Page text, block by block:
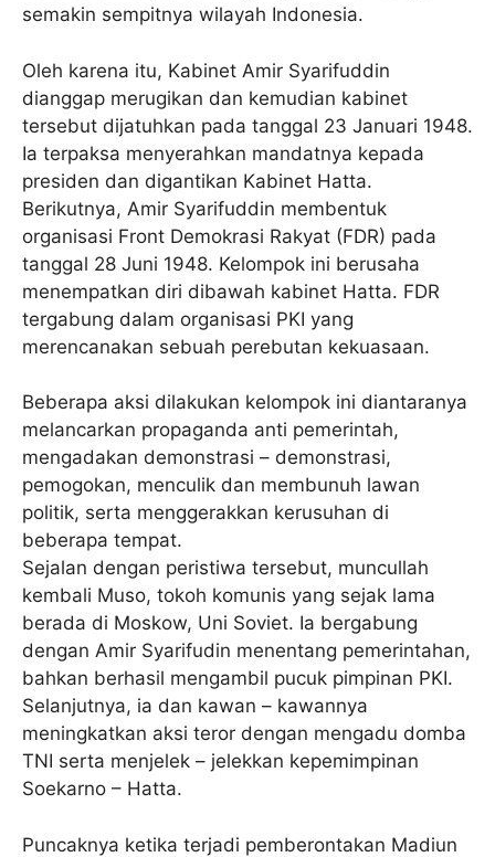
semakin sempitnya wilayah Indonesia.
Oleh karena itu, Kabinet Amir Syarifuddin
dianggap merugikan dan kemudian kabinet
tersebut dijatuhkan pada tanggal 23 Januari 1948.
Ia terpaksa menyerahkan mandatnya kepada
presiden dan digantikan Kabinet Hatta.
Berikutnya, Amir Syarifuddin membentuk
organisasi Front Demokrasi Rakyat (FDR) pada
tanggal 28 Juni 1948. Kelompok ini berusaha
menempatkan diri dibawah kabinet Hatta. FDR
tergabung dalam organisasi PKI yang
merencanakan sebuah perebutan kekuasaan.
Beberapa aksi dilakukan kelompok ini diantaranya
melancarkan propaganda anti pemerintah,
mengadakan demonstrasi – demonstrasi,
pemogokan, menculik dan membunuh lawan
politik, serta menggerakkan kerusuhan di
beberapa tempat.
Sejalan dengan peristiwa tersebut, muncullah
kembali Muso, tokoh komunis yang sejak lama
berada di Moskow, Uni Soviet. Ia bergabung
dengan Amir Syarifudin menentang pemerintahan,
bahkan berhasil mengambil pucuk pimpinan PKI.
Selanjutnya, ia dan kawan – kawannya
meningkatkan aksi teror dengan mengadu domba
TNI serta menjelek – jelekkan kepemimpinan
Soekarno – Hatta.
Puncaknya ketika terjadi pemberontakan Madiun